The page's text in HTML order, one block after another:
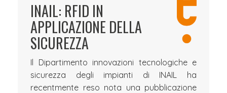
INAIL: RFID IN
APPLICAZIONE DELLA
SICUREZZA
Il Dipartimento innovazioni tecnologiche e
sicurezza degli impianti di INAIL ha
recentmente reso nota una pubblicazione